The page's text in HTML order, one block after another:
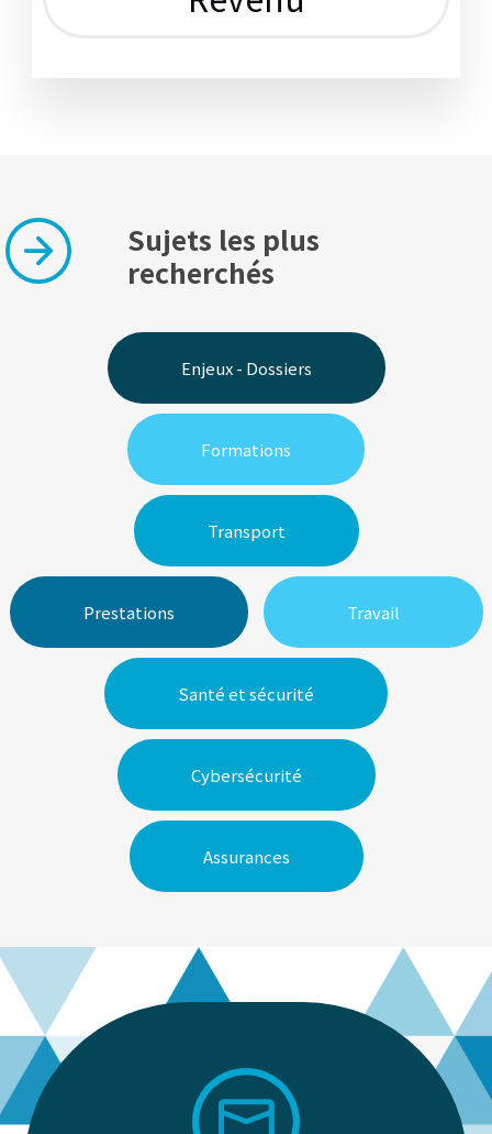
Sujets les plus
recherchés
Enjeux - Dossiers
Formations
Transport
Prestations Travail
Santé et sécurité
Cybersécurité
Assurances